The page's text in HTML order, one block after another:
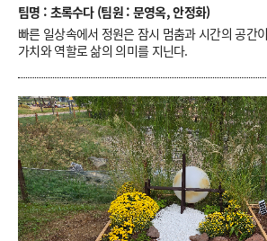
팀명 : 초록수다 (팀원 : 문영옥, 안정화)
빠른 일상속에서 정원은 잠시 멈춤과 시간의 공간
가치와 역할로 삶의 의미를 지닌다.